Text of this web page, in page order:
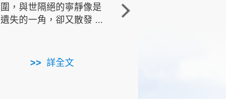
圍，與世隔絕的寧靜像是
遺失的一角，卻又散發 ...
詳全文
角的端點，冬季海浪拍打
著礁岸，旺盛的侵蝕作